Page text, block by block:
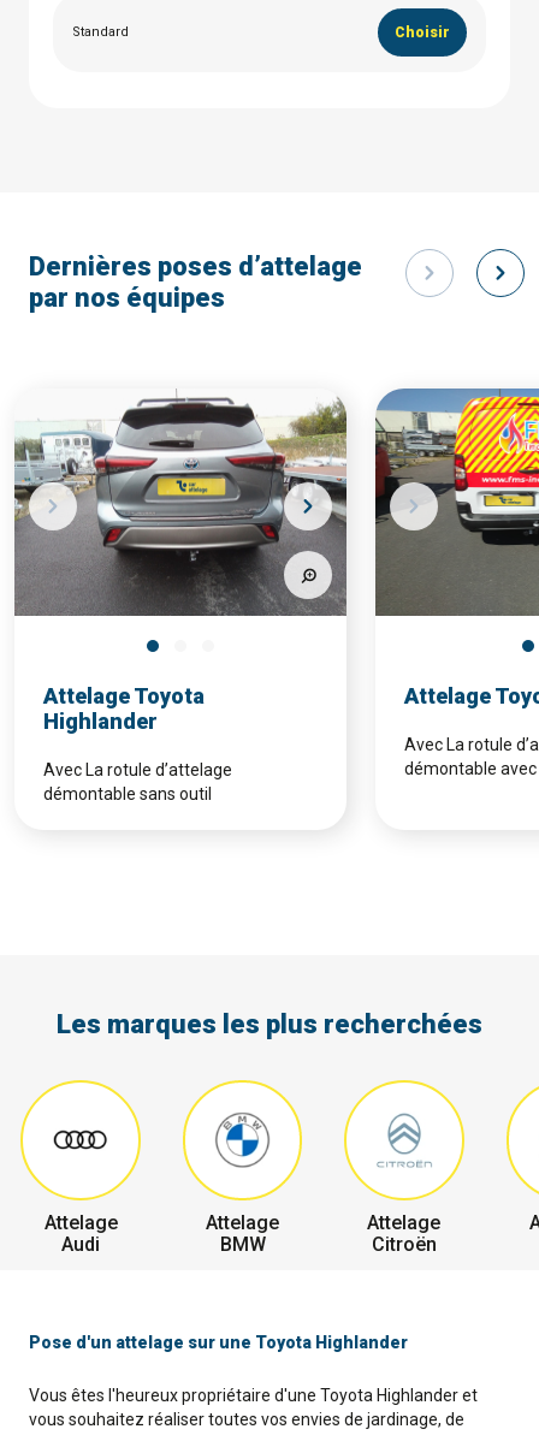
Standard Choisir
Dernières poses d’attelage
par nos équipes
Attelage Toyota
Highlander
Avec La rotule d’attelage
démontable sans outil
Attelage
Avec La rotule
démontable
Les marques les plus recherchées
Attelage
Audi
Attelage
BMW
Attelage
Citroën
Pose d'un attelage sur une Toyota Highlander
Vous êtes l'heureux propriétaire d'une Toyota Highlander et
vous souhaitez réaliser toutes vos envies de jardinage, de